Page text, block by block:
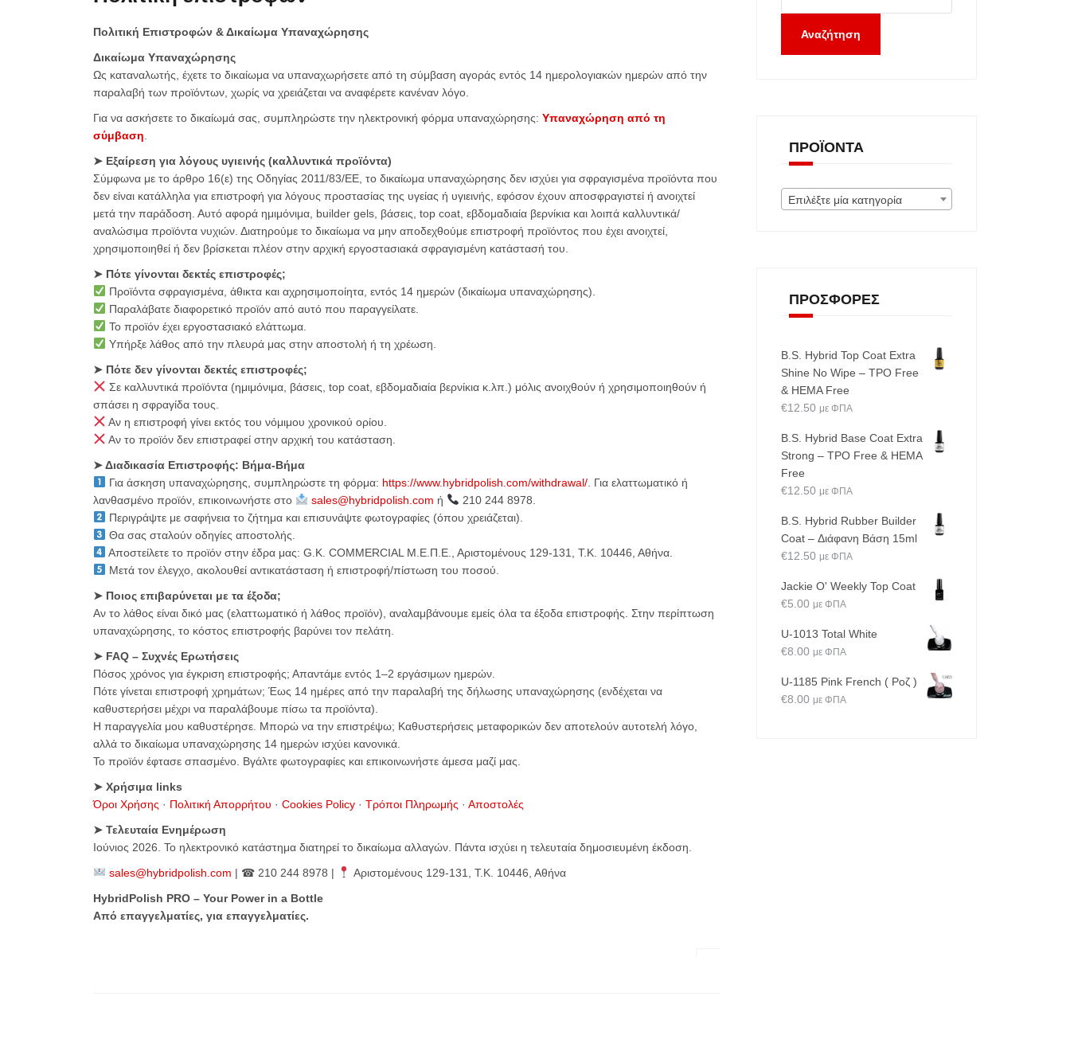
Πολιτική Επιστροφών & Δικαίωμα Υπαναχώρησης
Δικαίωμα Υπαναχώρησης
Ως καταναλωτής, έχετε το δικαίωμα να υπαναχωρήσετε από τη σύμβαση αγοράς εντός 14 ημερολογιακών ημερών από την
παραλαβή των προϊόντων, χωρίς να χρειάζεται να αναφέρετε κανέναν λόγο.
Για να ασκήσετε το δικαίωμά σας, συμπληρώστε την ηλεκτρονική φόρμα υπαναχώρησης: Υπαναχώρηση από τη
σύμβαση
➤ Εξαίρεση για λόγους υγιεινής (καλλυντικά προϊόντα)
Σύμφωνα με το άρθρο 16(ε) της Οδηγίας 2011/83/ΕΕ, το δικαίωμα υπαναχώρησης δεν ισχύει για σφραγισμένα προϊόντα που
δεν είναι κατάλληλα για επιστροφή για λόγους προστασίας της υγείας ή υγιεινής, εφόσον έχουν αποσφραγιστεί ή ανοιχτεί
μετά την παράδοση. Αυτό αφορά ημιμόνιμα, builder gels, βάσεις, top coat, εβδομαδιαία βερνίκια και λοιπά καλλυντικά/
αναλώσιμα προϊόντα νυχιών. Διατηρούμε το δικαίωμα να μην αποδεχθούμε επιστροφή προϊόντος που έχει ανοιχτεί,
χρησιμοποιηθεί ή δεν βρίσκεται πλέον στην αρχική εργοστασιακά σφραγισμένη κατάστασή του.
➤ Πότε γίνονται δεκτές επιστροφές;
Προϊόντα σφραγισμένα, άθικτα και αχρησιμοποίητα, εντός 14 ημερών (δικαίωμα υπαναχώρησης).
Παραλάβατε διαφορετικό προϊόν από αυτό που παραγγείλατε.
Το προϊόν έχει εργοστασιακό ελάττωμα.
Υπήρξε λάθος από την πλευρά μας στην αποστολή ή τη χρέωση.
➤ Πότε δεν γίνονται δεκτές επιστροφές;
Σε καλλυντικά προϊόντα (ημιμόνιμα, βάσεις, top coat, εβδομαδιαία βερνίκια κ.λπ.) μόλις ανοιχθούν ή χρησιμοποιηθούν ή
σπάσει η σφραγίδα τους.
Αν η επιστροφή γίνει εκτός του νόμιμου χρονικού ορίου.
Αν το προϊόν δεν επιστραφεί στην αρχική του κατάσταση.
➤ Διαδικασία Επιστροφής: Βήμα-Βήμα
Για άσκηση υπαναχώρησης, συμπληρώστε τη φόρμα: https://www.hybridpolish.com/withdrawal/. Για ελαττωματικό ή
λανθασμένο προϊόν, επικοινωνήστε στο
sales@hybridpolish.com ή
210 244 8978.
Περιγράψτε με σαφήνεια το ζήτημα και επισυνάψτε φωτογραφίες (όπου χρειάζεται).
Θα σας σταλούν οδηγίες αποστολής.
Αποστείλετε το προϊόν στην έδρα μας: G.K. COMMERCIAL Μ.Ε.Π.Ε., Αριστομένους 129-131, Τ.Κ. 10446, Αθήνα.
Μετά τον έλεγχο, ακολουθεί αντικατάσταση ή επιστροφή/πίστωση του ποσού.
➤ Ποιος επιβαρύνεται με τα έξοδα;
Αν το λάθος είναι δικό μας (ελαττωματικό ή λάθος προϊόν), αναλαμβάνουμε εμείς όλα τα έξοδα επιστροφής. Στην περίπτωση
υπαναχώρησης, το κόστος επιστροφής βαρύνει τον πελάτη.
➤ FAQ – Συχνές Ερωτήσεις
Πόσος χρόνος για έγκριση επιστροφής; Απαντάμε εντός 1–2 εργάσιμων ημερών.
Πότε γίνεται επιστροφή χρημάτων; Έως 14 ημέρες από την παραλαβή της δήλωσης υπαναχώρησης (ενδέχεται να
καθυστερήσει μέχρι να παραλάβουμε πίσω τα προϊόντα).
Η παραγγελία μου καθυστέρησε. Μπορώ να την επιστρέψω; Καθυστερήσεις μεταφορικών δεν αποτελούν αυτοτελή λόγο,
αλλά το δικαίωμα υπαναχώρησης 14 ημερών ισχύει κανονικά.
Το προϊόν έφτασε σπασμένο. Βγάλτε φωτογραφίες και επικοινωνήστε άμεσα μαζί μας.
➤ Χρήσιμα links
Όροι Χρήσης · Πολιτική Απορρήτου · Cookies Policy · Τρόποι Πληρωμής · Αποστολές
➤ Τελευταία Ενημέρωση
Ιούνιος 2026. Το ηλεκτρονικό κατάστημα διατηρεί το δικαίωμα αλλαγών. Πάντα ισχύει η τελευταία δημοσιευμένη έκδοση.
sales@hybridpolish.com | ☎ 210 244 8978 |
Αριστομένους 129-131, Τ.Κ. 10446, Αθήνα
HybridPolish PRO – Your Power in a Bottle
Από επαγγελματίες, για επαγγελματίες.
Αναζήτηση
ΠΡΟΪΌΝΤΑ
Επιλέξτε μία κατηγορία
ΠΡΟΣΦΟΡΈΣ
B.S. Hybrid Top Coat Extra
Shine No Wipe – TPO Free
& HEMA Free
€12.50 με ΦΠΑ
B.S. Hybrid Base Coat Extra
Strong – TPO Free & HEMA
Free
€12.50 με ΦΠΑ
B.S. Hybrid Rubber Builder
Coat – Διάφανη Βάση 15ml
€12.50 με ΦΠΑ
Jackie O' Weekly Top Coat
€5.00 με ΦΠΑ
U-1013 Total White
€8.00 με ΦΠΑ
U-1185 Pink French ( Ροζ )
€8.00 με ΦΠΑ